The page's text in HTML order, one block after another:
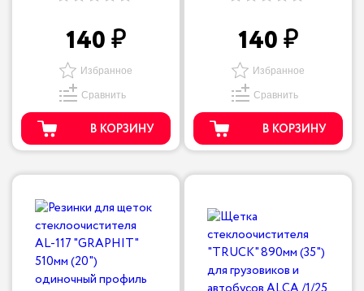
140
Избранное
Сравнить
В КОРЗИНУ
140
Избранное
Сравнить
В КОРЗИНУ